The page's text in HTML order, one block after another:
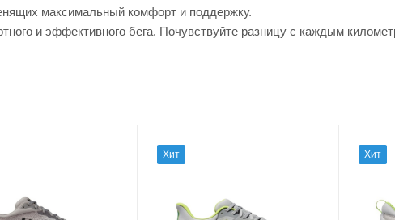
максимальный комфорт и поддержку.
и эффективного бега. Почувствуйте разницу с каждым
Хит Хит